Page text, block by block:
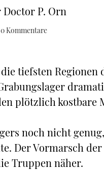
Doctor P. Orn
0 Kommentare
tiefsten
plötzlich kostbare
noch nicht
Der Vormarsch
Truppen näher.